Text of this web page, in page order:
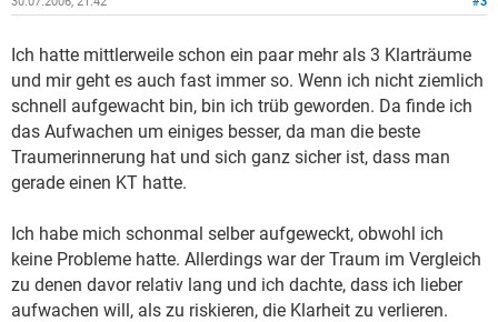
Ich hatte mittlerweile schon ein paar mehr als 3 Klarträume
und mir geht es auch fast immer so. Wenn ich nicht ziemlich
schnell aufgewacht bin, bin ich trüb geworden. Da finde ich
das Aufwachen um einiges besser, da man die beste
Traumerinnerung hat und sich ganz sicher ist, dass man
gerade einen KT hatte.
Ich habe mich schonmal selber aufgeweckt, obwohl ich
keine Probleme hatte. Allerdings war der Traum im Vergleich
zu denen davor relativ lang und ich dachte, dass ich lieber
aufwachen will, als zu riskieren, die Klarheit zu verlieren.